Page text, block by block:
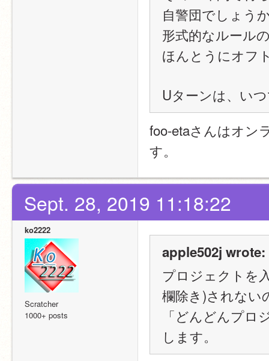
自警団でしょう
形式的なルール
ほんとうにオフ
Uターンは、い
foo-etaさんはオン
す。
Sept. 28, 2019 11:18:22
ko2222
Scratcher
1000+ posts
apple502j wrote:
プロジェクトを
欄除き)されない
「どんどんプ
します。